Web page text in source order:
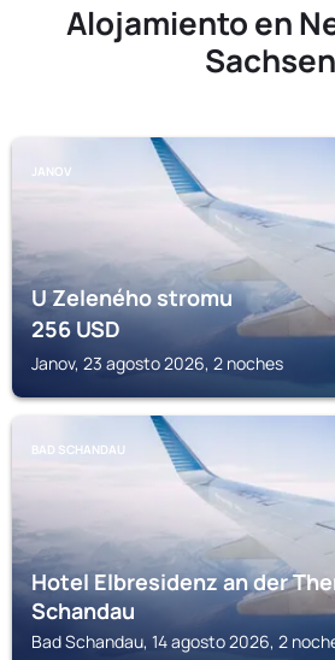
Alojamiento en
Sachsen
JANOV
U Zeleného stromu
256USD
Janov, 23 agosto 2026, 2 noches
BAD SCHANDAU
Hotel Elbresidenz an der
Schandau
Bad Schandau, 14 agosto 2026, 2